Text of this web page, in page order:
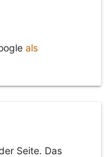
als
Seite. Das